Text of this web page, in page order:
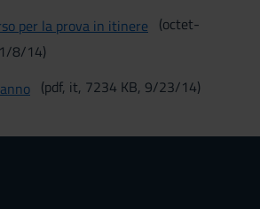
per la prova in itinere (octet-
8/14)
(pdf, it, 7234 KB, 9/23/14)